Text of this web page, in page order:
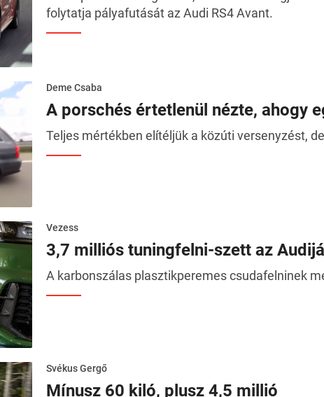
folytatja pályafutását az Audi RS4 Avant.
Deme Csaba
A porschés értetlenül nézte, ahogy
Teljes mértékben elítéljük a közúti versenyzést,
Vezess
3,7 milliós tuningfelni-szett az
A karbonszálas plasztikperemes csudafelninek
Svékus Gergő
Mínusz 60 kiló, plusz 4,5 millió